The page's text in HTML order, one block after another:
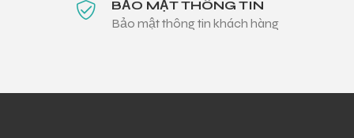
BẢO MẬT THÔNG TIN
Bảo mật thông tin khách hàng